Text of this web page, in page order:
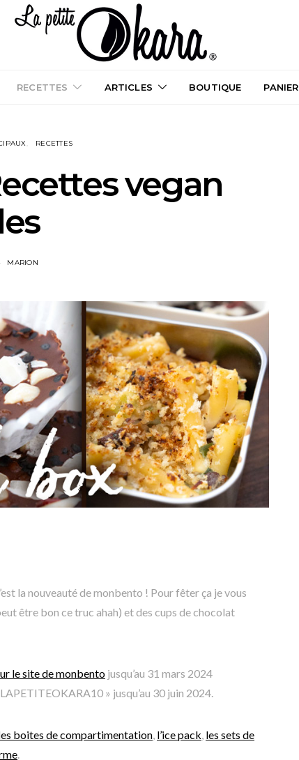
RECETTES ARTICLES BOUTIQUE PANIER
RECETTES
vegan
MARION
la nouveauté de monbento ! Pour fêter ça je vous
être bon ce truc ahah) et des cups de chocolat
le site de monbento jusqu’au 31 mars 2024
» jusqu’au 30 juin 2024.
boites de compartimentation l’ice pack les sets de